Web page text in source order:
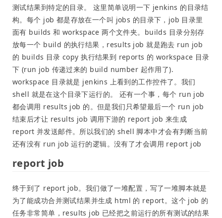
测试结果到特定的目录。 这里简单说明一下 jenkins 的目录结
构。每个 job 都是存放在一个叫 jobs 的目录下，job 目录里
面有 builds 和 workspace 两个文件夹。builds 目录分别存
放每一个 build 的执行结果，results job 就是跑去 run job
的 builds 目录 copy 执行结果到 reports 的 workspace 目录
下 (run job 传递过来的 build number 起作用了).
workspace 目录就是 jenkins 上看到的工作控件了。我们
shell 就是在这个目录下运行的。 还有一个事，每个 run job
都会调用 results job 的。但是我们只希望最后一个 run job
结束后才让 results job 调用下游的 report job 来生成
report 并发送邮件。所以我们的 shell 脚本中才会有判断当前
还有没有 run job 运行的逻辑。没有了才会调用 report job
report job
终于到了 report job。我们做了一堆配置，写了一堆脚本就是
为了能成功合并测试结果并生成 html 的 report。这个 job 的
任务非常简单，results job 已经把之前运行的所有测试的结果